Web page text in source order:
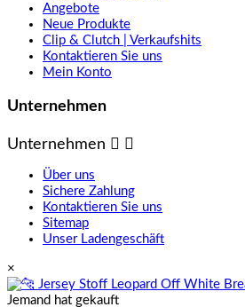
Angebote
Neue Produkte
Clip & Clutch | Verkaufshits
Kontaktieren Sie uns
Mein Konto
Unternehmen
Unternehmen  
Über uns
Sichere Zahlung
Kontaktieren Sie uns
Sitemap
Unser Ladengeschäft
×
Jemand hat gekauft